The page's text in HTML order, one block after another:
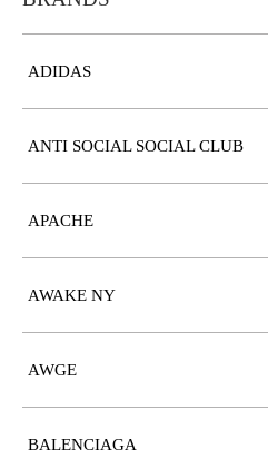
ADIDAS
ANTI SOCIAL SOCIAL CLUB
APACHE
AWAKE NY
AWGE
BALENCIAGA